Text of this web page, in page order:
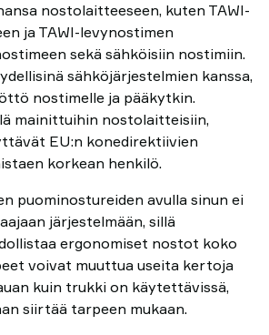
nostolaitteeseen, kuten TAWI-
ja TAWI-levynostimen
sekä sähköisiin nostimiin.
sähköjärjestelmien kanssa,
nostimelle ja pääkytkin.
mainittuihin nostolaitteisiin,
EU:n konedirektiivien
korkean henkilö.
puominostureiden avulla sinun ei
järjestelmään, sillä
ergonomiset nostot koko
voivat muuttua useita kertoja
kuin trukki on käytettävissä,
siirtää tarpeen mukaan.